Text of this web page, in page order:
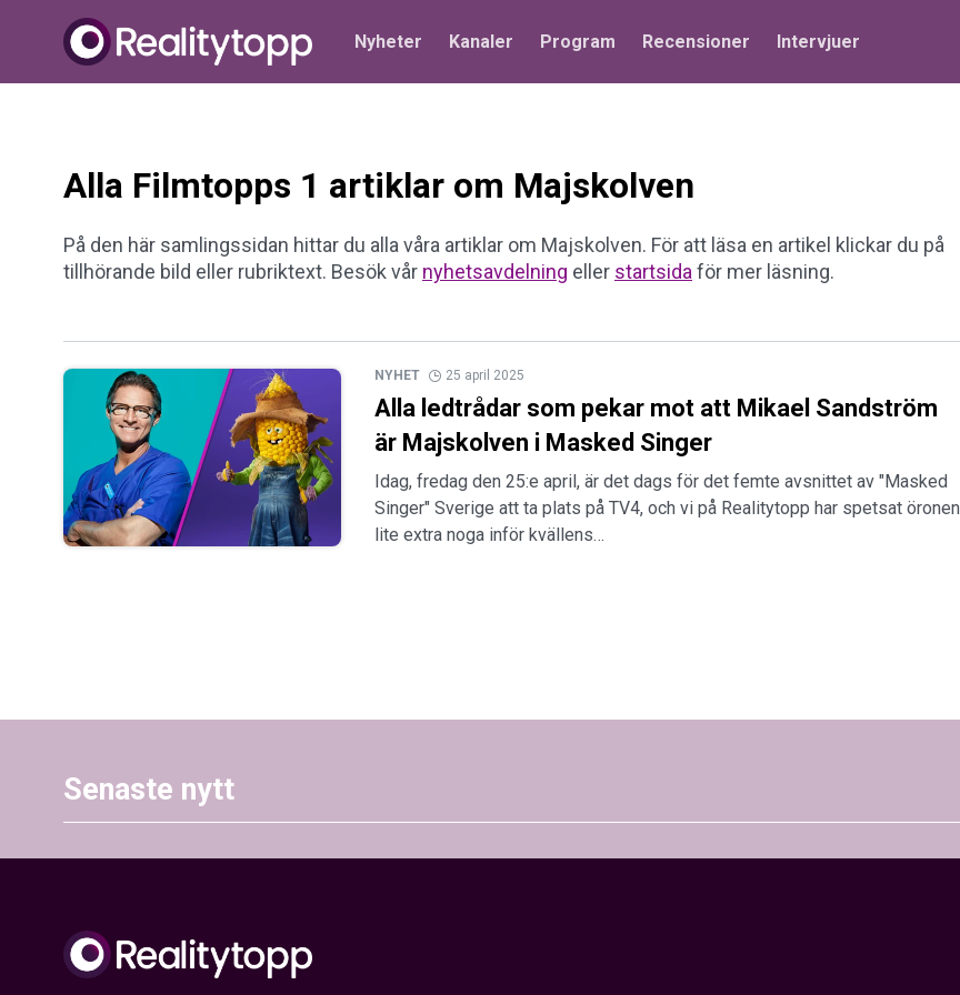
Nyheter Kanaler Program Recensioner Intervjuer
Alla Filmtopps 1 artiklar om Majskolven
På den här samlingssidan hittar du alla våra artiklar om Majskolven. För att läsa en artikel klickar du på
tillhörande bild eller rubriktext. Besök vår nyhetsavdelning eller startsida för mer läsning.
NYHET 25 april 2025
Alla ledtrådar som pekar mot att Mikael Sandström
är Majskolven i Masked Singer
Idag, fredag den 25:e april, är det dags för det femte avsnittet av "Masked
Singer" Sverige att ta plats på TV4, och vi på Realitytopp har spetsat öronen
lite extra noga inför kvällens…
Senaste nytt